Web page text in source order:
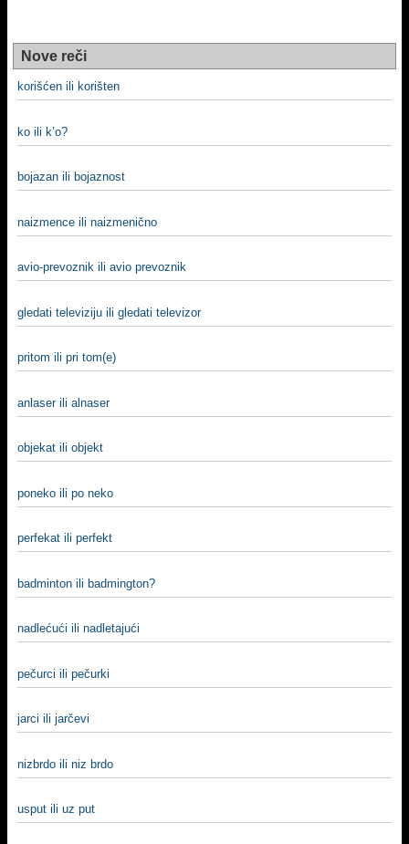
Nove reči
korišćen ili korišten
ko ili k’o?
bojazan ili bojaznost
naizmence ili naizmenično
avio-prevoznik ili avio prevoznik
gledati televiziju ili gledati televizor
pritom ili pri tom(e)
anlaser ili alnaser
objekat ili objekt
poneko ili po neko
perfekat ili perfekt
badminton ili badmington?
nadlećući ili nadletajući
pečurci ili pečurki
jarci ili jarčevi
nizbrdo ili niz brdo
usput ili uz put